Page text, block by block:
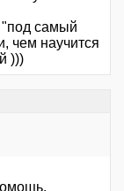
"под самый
чем научится
)))